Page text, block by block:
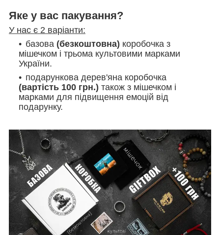
Яке у вас пакування?
У нас є 2 варіанти:
базова (безкоштовна) коробочка з
мішечком і трьома культовими марками
України.
подарункова дерев'яна коробочка
(вартість 100 грн.) також з мішечком і
марками для підвищення емоцій від
подарунку.